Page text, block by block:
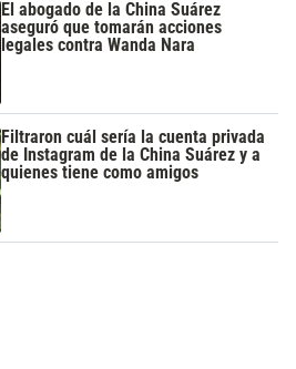
El abogado de la China Suárez
aseguró que tomarán acciones
legales contra Wanda Nara
Filtraron cuál sería la cuenta privada
de Instagram de la China Suárez y a
quienes tiene como amigos